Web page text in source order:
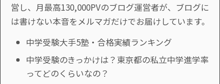
営し、月最高130,000PVのブログ運営者が、ブログに
は書けない本音をメルマガだけでお届けしています。
中学受験大手5塾・合格実績ランキング
中学受験のきっかけは？東京都の私立中学進学率
ってどのくらいなの？